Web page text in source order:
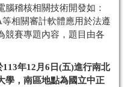
稽核相關技術開發如：
相關審計軟體應用於法遵
競賽專題內容，題目由各
113年12月6日(五)進行南北
學，南區地點為國立中正